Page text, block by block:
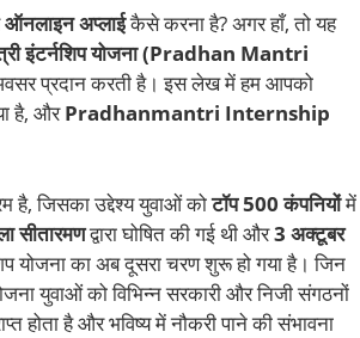
ऑनलाइन अप्लाईकैसे करना है? अगर हाँ, तो यह
इंटर्नशिप योजना (Pradhan Mantri
प्रदान करती है। इस लेख में हम आपको
है, औरPradhanmantri Internship
है, जिसका उद्देश्य युवाओं कोटॉप 500 कंपनियोंमें
सीतारमणद्वारा घोषित की गई थी और3 अक्टूबर
योजना का अब दूसरा चरण शुरू हो गया है। जिन
युवाओं को विभिन्न सरकारी और निजी संगठनों
होता है और भविष्य में नौकरी पाने की संभावना